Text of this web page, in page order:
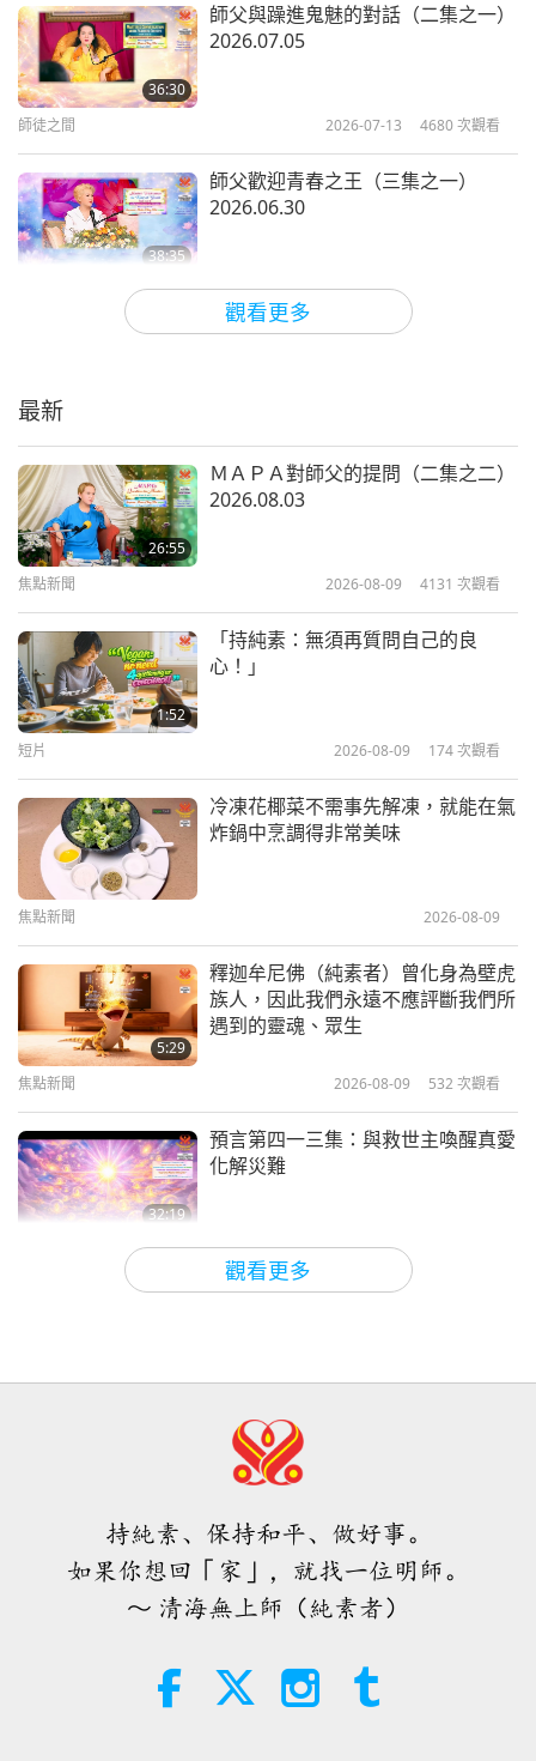
觀看更多
36:30
師父與躁進鬼魅的對話（二集之一）
2026.07.05
師徒之間 2026-07-13 4680次觀看
38:35
師父歡迎青春之王（三集之一）
2026.06.30
2026-07-10
來自ＭＡＰＡ的指示，以讓「和平世
如何擁有一個和平的人生
世界和平已經到來：用打坐讓它持續
如何進一步打開和平業力泡泡（六集
之一） 2026.06.10
觀看更多
最新
26:55
ＭＡＰＡ對師父的提問（二集之二）
2026.08.03
焦點新聞 2026-08-09 4131 次觀看
1:52
「持純素：無須再質問自己的良
心！」
短片 2026-08-09 174次觀看
冷凍花椰菜不需事先解凍，就能在氣
炸鍋中烹調得非常美味
焦點新聞 2026-08-09
5:29
釋迦牟尼佛（純素者）曾化身為壁虎
族人，因此我們永遠不應評斷我們所
遇到的靈魂、眾生
焦點新聞 2026-08-09 532 次觀看
32:19
預言第四一三集：與救世主喚醒真愛
化解災難
關於地球的古預言 2026-08-09
32:43
3:05
希望那些仍在沉睡，等待主耶穌的人
視台見到
焦點新聞 2026-08-08 938
3:40
四至六月（二集之一）
持純素、保持和平、做好事。
如果你想回「家」，就找一位明師。
～ 清海無上師（純素者）